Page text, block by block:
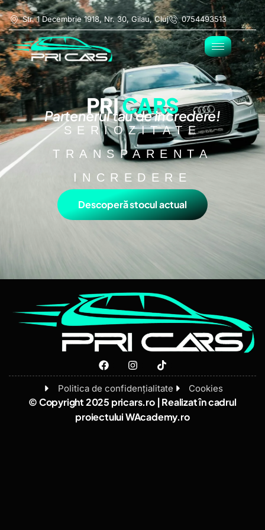
Str. 1 Decembrie 1918, Nr. 30, Gilau, Cluj 0754493513
PRICARS
Partenerul tau de incredere!
SERIOZITATE
TRANSPARENTA
INCREDERE
Descoperă stocul actual
© Copyright 2025 pricars.ro | Realizat în cadrul
proiectuluiWAcademy.ro
Politica de confidențialitate Cookies